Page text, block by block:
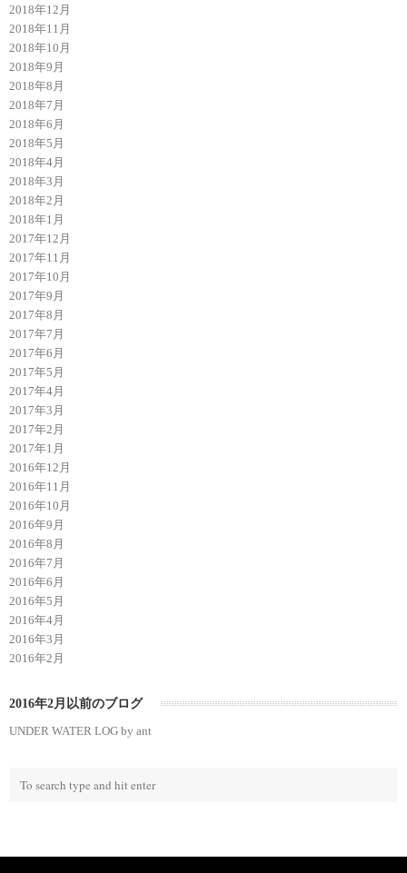
2018年12月
2018年11月
2018年10月
2018年9月
2018年8月
2018年7月
2018年6月
2018年5月
2018年4月
2018年3月
2018年2月
2018年1月
2017年12月
2017年11月
2017年10月
2017年9月
2017年8月
2017年7月
2017年6月
2017年5月
2017年4月
2017年3月
2017年2月
2017年1月
2016年12月
2016年11月
2016年10月
2016年9月
2016年8月
2016年7月
2016年6月
2016年5月
2016年4月
2016年3月
2016年2月
2016年2月以前のブログ
UNDER WATER LOG by ant